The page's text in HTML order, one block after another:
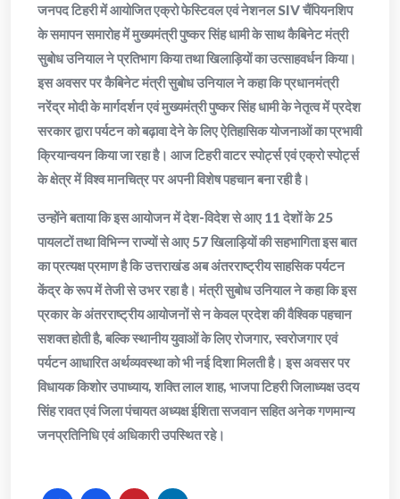
जनपद टिहरी में आयोजित एक्रो फेस्टिवल एवं नेशनल SIV चैंपियनशिप
के समापन समारोह में मुख्यमंत्री पुष्कर सिंह धामी के साथ कैबिनेट मंत्री
सुबोध उनियाल ने प्रतिभाग किया तथा खिलाड़ियों का उत्साहवर्धन किया।
इस अवसर पर कैबिनेट मंत्री सुबोध उनियाल ने कहा कि प्रधानमंत्री
नरेंद्र मोदी के मार्गदर्शन एवं मुख्यमंत्री पुष्कर सिंह धामी के नेतृत्व में प्रदेश
सरकार द्वारा पर्यटन को बढ़ावा देने के लिए ऐतिहासिक योजनाओं का प्रभावी
क्रियान्वयन किया जा रहा है। आज टिहरी वाटर स्पोर्ट्स एवं एक्रो स्पोर्ट्स
के क्षेत्र में विश्व मानचित्र पर अपनी विशेष पहचान बना रही है।
उन्होंने बताया कि इस आयोजन में देश-विदेश से आए 11 देशों के 25
पायलटों तथा विभिन्न राज्यों से आए 57 खिलाड़ियों की सहभागिता इस बात
का प्रत्यक्ष प्रमाण है कि उत्तराखंड अब अंतरराष्ट्रीय साहसिक पर्यटन
केंद्र के रूप में तेजी से उभर रहा है। मंत्री सुबोध उनियाल ने कहा कि इस
प्रकार के अंतरराष्ट्रीय आयोजनों से न केवल प्रदेश की वैश्विक पहचान
सशक्त होती है, बल्कि स्थानीय युवाओं के लिए रोजगार, स्वरोजगार एवं
पर्यटन आधारित अर्थव्यवस्था को भी नई दिशा मिलती है। इस अवसर पर
विधायक किशोर उपाध्याय, शक्ति लाल शाह, भाजपा टिहरी जिलाध्यक्ष उदय
सिंह रावत एवं जिला पंचायत अध्यक्ष ईशिता सजवान सहित अनेक गणमान्य
जनप्रतिनिधि एवं अधिकारी उपस्थित रहे।